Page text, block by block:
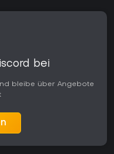
bei
bleibe über Angebote